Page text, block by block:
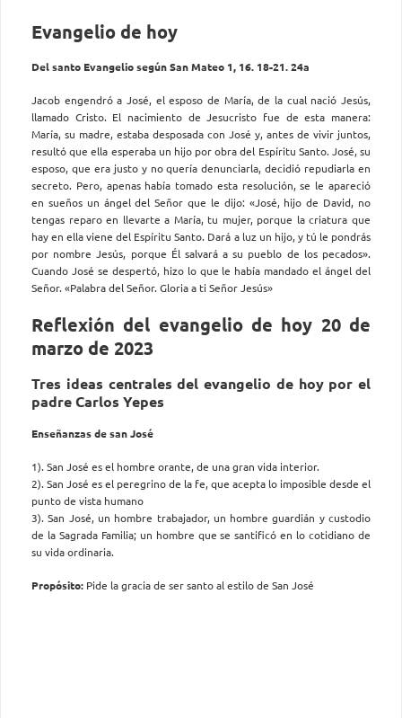
Evangelio de hoy
Del santo Evangelio según San Mateo 1, 16. 18-21. 24a
Jacob engendró a José, el esposo de María, de la cual nació Je­sús,
llamado Cristo. El nacimiento de Jesucristo fue de esta manera:
María, su madre, estaba desposada con José y, antes de vivir juntos,
resultó que ella esperaba un hijo por obra del Espíritu Santo. José, su
esposo, que era justo y no quería denunciarla, decidió repudiarla en
secreto. Pero, apenas había tomado esta resolución, se le apareció
en sueños un ángel del Señor que le dijo: «José, hijo de David, no
tengas reparo en llevarte a María, tu mujer, porque la criatura que
hay en ella viene del Espíritu Santo. Dará a luz un hijo, y tú le pondrás
por nombre Jesús, porque Él salvará a su pueblo de los pecados».
Cuando José se despertó, hizo lo que le había mandado el ángel del
Señor. «Palabra del Señor. Gloria a ti Señor Jesús»
Reflexión del evangelio de hoy 20 de
marzo de 2023
Tres ideas centrales del evangelio de hoy por el
padre Carlos Yepes
Enseñanzas de san José
1). San José es el hombre orante, de una gran vida interior.
2). San José es el peregrino de la fe, que acepta lo imposible desde el
punto de vista humano
3). San José, un hombre trabajador, un hombre guardián y custodio
de la Sagrada Familia; un hombre que se santificó en lo cotidiano de
su vida ordinaria.
Propósito: Pide la gracia de ser santo al estilo de San José